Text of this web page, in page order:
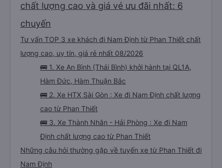
chất lượng cao và giá vé ưu đãi nhất: 6
chuyến
Tư vấn TOP 3 xe khách đi Nam Định từ Phan Thiết chất
lượng cao, uy tín, giá rẻ nhất 08/2026
🚌 1. Xe An Bình (Thái Bình) khởi hành tại QL1A,
Hàm Đức, Hàm Thuận Bắc
🚌 2. Xe HTX Sài Gòn : Xe đi Nam Định chất lượng
cao từ Phan Thiết
🚌 3. Xe Thành Nhân - Hải Phòng : Xe đi Nam
Định chất lượng cao từ Phan Thiết
Những câu hỏi thường gặp về tuyến xe từ Phan Thiết đi
Nam Định